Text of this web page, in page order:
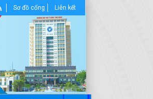
Sơ đồ cổng Liên kết